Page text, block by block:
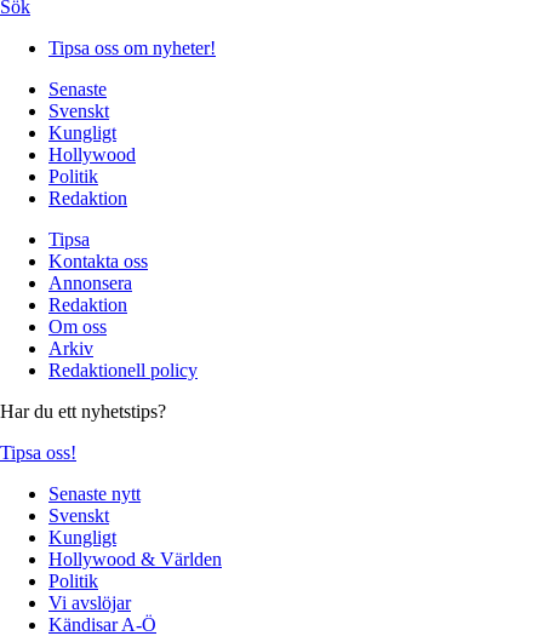
Sök
Tipsa oss om nyheter!
Senaste
Svenskt
Kungligt
Hollywood
Politik
Redaktion
Tipsa
Kontakta oss
Annonsera
Redaktion
Om oss
Arkiv
Redaktionell policy
Har du ett nyhetstips?
Tipsa oss!
Senaste nytt
Svenskt
Kungligt
Hollywood & Världen
Politik
Vi avslöjar
Kändisar A-Ö